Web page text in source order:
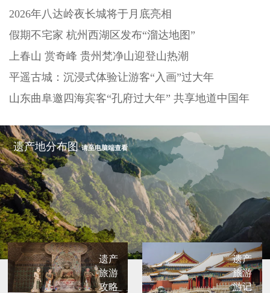
2026年八达岭夜长城将于月底亮相
假期不宅家 杭州西湖区发布“溜达地图”
上春山 赏奇峰 贵州梵净山迎登山热潮
平遥古城：沉浸式体验让游客“入画”过大年
山东曲阜邀四海宾客“孔府过大年” 共享地道中国年
遗产地分布图请至电脑端查看
遗产
旅游
攻略
遗产
旅游
游记